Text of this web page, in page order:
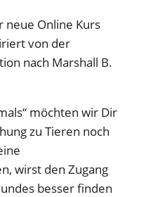
neue Online Kurs
von der
nach Marshall B.
möchten wir Dir
zu Tieren noch
wirst den Zugang
besser finden